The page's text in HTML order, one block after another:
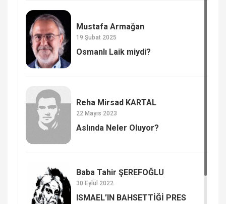
Mustafa Armağan
19 Şubat 2025
Osmanlı Laik miydi?
Reha Mirsad KARTAL
22 Mayıs 2023
Aslında Neler Oluyor?
Baba Tahir ŞEREFOĞLU
30 Eylül 2022
ISMAEL’IN BAHSETTİĞİ PRES